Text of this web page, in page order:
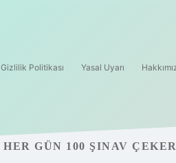
Gizlilik Politikası Yasal Uyarı
HER GÜN 100 ŞINAV